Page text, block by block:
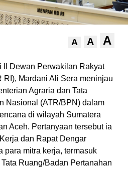
A A A
II Dewan Perwakilan Rakyat
RI), Mardani Ali Sera meninjau
Agraria dan Tata
Nasional (ATR/BPN) dalam
di wilayah Sumatera
Aceh. Pertanyaan tersebut ia
dan Rapat Dengar
para mitra kerja, termasuk
Ruang/Badan Pertanahan